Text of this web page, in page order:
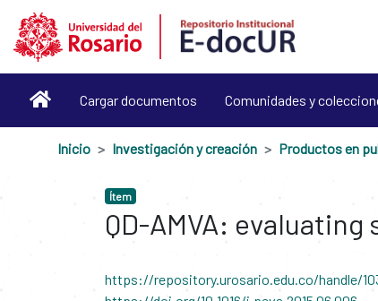
Cargar documentos Comunidades y
Inicio Investigación y creación
Ítem
QD-AMVA:
https://repository.urosario.edu.co/handle/